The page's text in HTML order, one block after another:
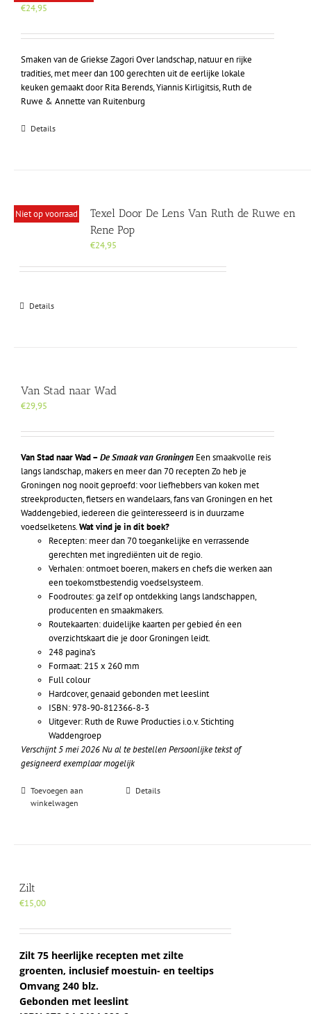
€24,95
Smaken van de Griekse Zagori Over landschap, natuur en rijke
tradities, met meer dan 100 gerechten uit de eerlijke lokale
keuken gemaakt door Rita Berends, Yiannis Kirligitsis, Ruth de
Ruwe & Annette van Ruitenburg
Details
Niet op voorraad
Texel Door De Lens Van Ruth de Ruwe en
Rene Pop
€24,95
Details
Van Stad naar Wad
€29,95
Van Stad naar Wad –De Smaak van Groningen Een smaakvolle reis
langs landschap, makers en meer dan 70 recepten Zo heb je
Groningen nog nooit geproefd: voor liefhebbers van koken met
streekproducten, fietsers en wandelaars, fans van Groningen en het
Waddengebied, iedereen die geïnteresseerd is in duurzame
voedselketens.Wat vind je in dit boek?
Recepten: meer dan 70 toegankelijke en verrassende
gerechten met ingrediënten uit de regio.
Verhalen: ontmoet boeren, makers en chefs die werken aan
een toekomstbestendig voedselsysteem.
Foodroutes: ga zelf op ontdekking langs landschappen,
producenten en smaakmakers.
Routekaarten: duidelijke kaarten per gebied én een
overzichtskaart die je door Groningen leidt.
248 pagina’s
Formaat: 215 x 260 mm
Full colour
Hardcover, genaaid gebonden met leeslint
ISBN: 978-90-812366-8-3
Uitgever: Ruth de Ruwe Producties i.o.v. Stichting
Waddengroep
Verschijnt 5 mei 2026Nu al te bestellenPersoonlijke tekst of
gesigneerd exemplaar mogelijk
Toevoegen aan
winkelwagen
Details
Zilt
€15,00
Zilt 75 heerlijke recepten met zilte
groenten, inclusief moestuin- en teeltips
Omvang 240 blz.
Gebonden met leeslint